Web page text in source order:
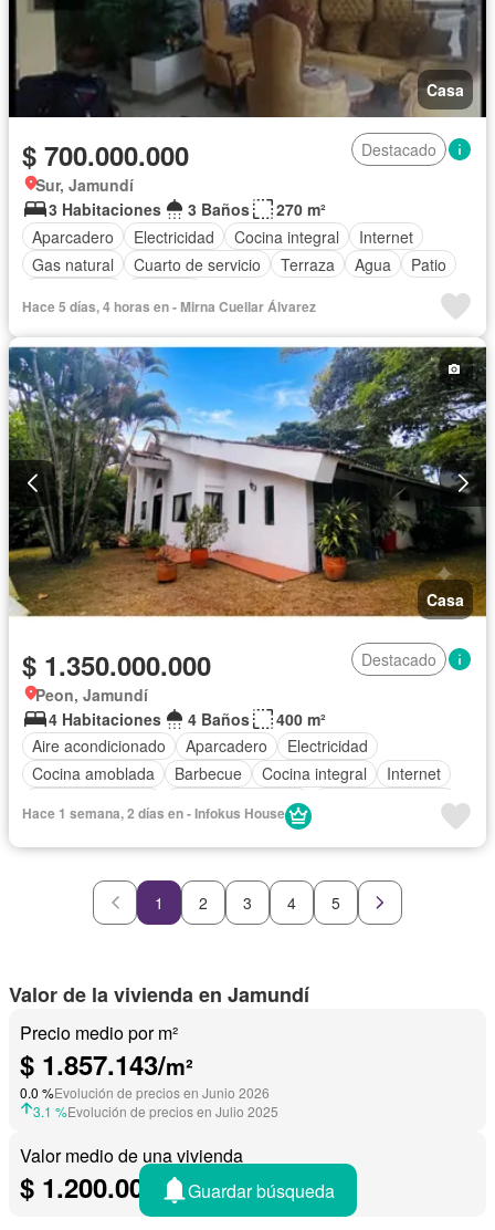
Casa
$ 700.000.000
Destacado
Sur, Jamundí
3 Habitaciones
3 Baños
270 m²
Aparcadero
Electricidad Cocina integral
Internet
Gas natural
Cuarto de servicio Terraza Agua
Patio
Acceso para personas con discapacidad
Barbecue
Hace 5 días, 4 horas en - Mirna Cuellar Álvarez
Casa
$ 1.350.000.000
Destacado
Peon, Jamundí
4 Habitaciones
4 Baños
400 m²
Aire acondicionado
Aparcadero
Electricidad
Cocina amoblada
Barbecue Cocina integral
Internet
Seguridad privada
Cuarto de servicio
Hace 1 semana, 2 días en - Infokus House
1 2 3 4 5
Valor de la vivienda en Jamundí
Precio medio por m²
$ 1.857.143/m²
0.0 %Evolución de precios en Junio 2026
3.1 %Evolución de precios en Julio 2025
Valor medio de una vivienda
$ 1.200.000.000Guardar búsqueda